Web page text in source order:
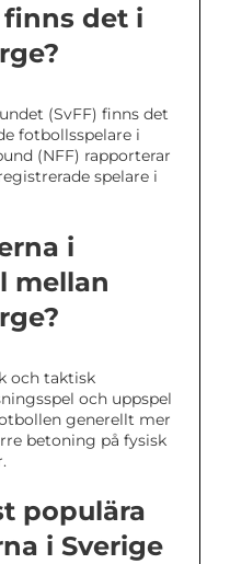
det i
(SvFF) finns det
fotbollsspelare i
(NFF) rapporterar
spelare i
i
mellan
och taktisk
och uppspel
generellt mer
betoning på fysisk
populära
i Sverige